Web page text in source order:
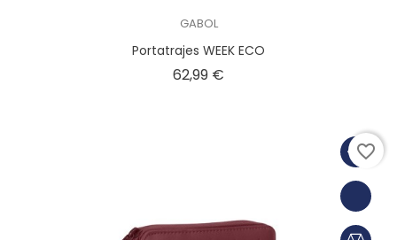
GABOL
Portatrajes WEEK ECO
62,99 €
favorite_border